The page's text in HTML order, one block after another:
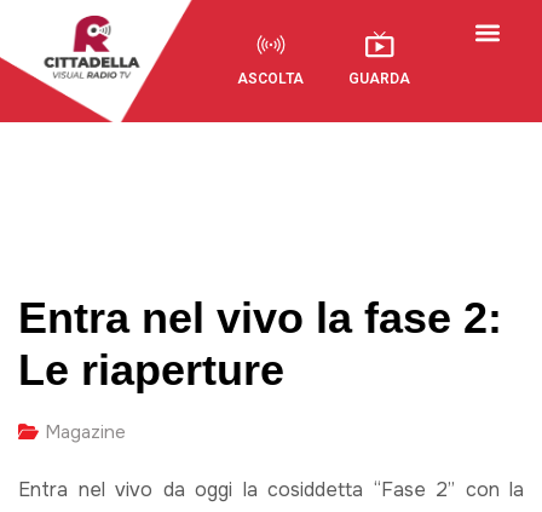
ASCOLTA GUARDA
Entra nel vivo la fase 2:
Le riaperture
Magazine
Entra nel vivo da oggi la cosiddetta “Fase 2” con la